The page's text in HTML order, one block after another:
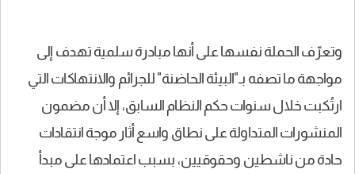
وتعرّف الحملة نفسها على أنها مبادرة سلمية تهدف إلى
مواجهة ما تصفه بـ"البيئة الحاضنة" للجرائم والانتهاكات التي
ارتُكبت خلال سنوات حكم النظام السابق، إلا أن مضمون
المنشورات المتداولة على نطاق واسع أثار موجة انتقادات
حادة من ناشطين وحقوقيين، بسبب اعتمادها على مبدأ